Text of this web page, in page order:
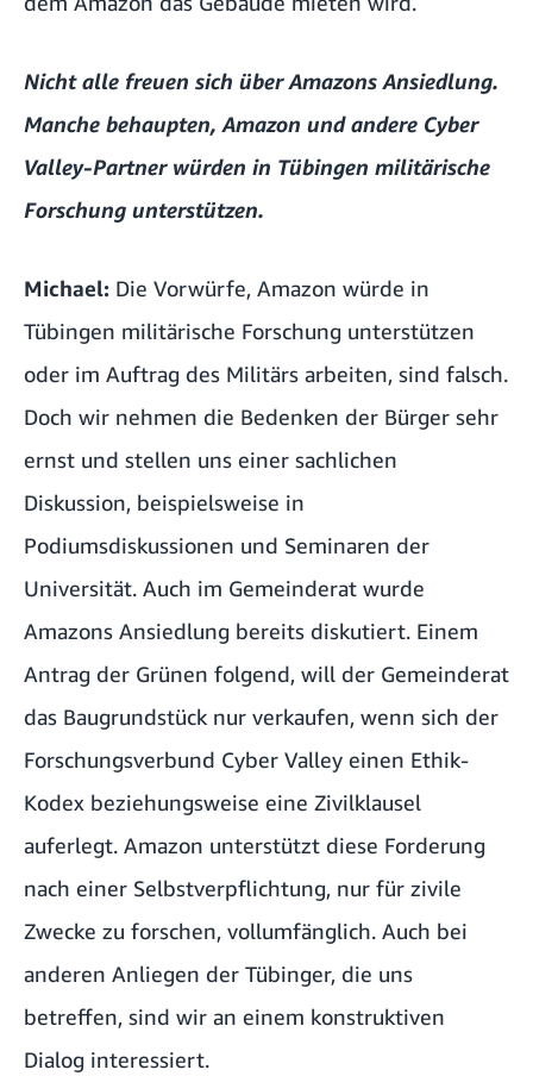
Nicht alle freuen sich über Amazons Ansiedlung.
Manche behaupten, Amazon und andere Cyber
Valley-Partner würden in Tübingen militärische
Forschung unterstützen.
Michael: Die Vorwürfe, Amazon würde in
Tübingen militärische Forschung unterstützen
oder im Auftrag des Militärs arbeiten, sind falsch.
Doch wir nehmen die Bedenken der Bürger sehr
ernst und stellen uns einer sachlichen
Diskussion, beispielsweise in
Podiumsdiskussionen und Seminaren der
Universität. Auch im Gemeinderat wurde
Amazons Ansiedlung bereits diskutiert. Einem
Antrag der Grünen folgend, will der Gemeinderat
das Baugrundstück nur verkaufen, wenn sich der
Forschungsverbund Cyber Valley einen Ethik-
Kodex beziehungsweise eine Zivilklausel
auferlegt. Amazon unterstützt diese Forderung
nach einer Selbstverpflichtung, nur für zivile
Zwecke zu forschen, vollumfänglich. Auch bei
anderen Anliegen der Tübinger, die uns
betreffen, sind wir an einem konstruktiven
Dialog interessiert.